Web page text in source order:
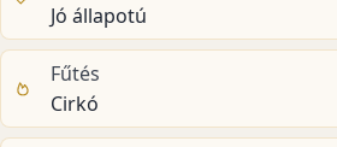
Jó állapotú
Fűtés
Cirkó